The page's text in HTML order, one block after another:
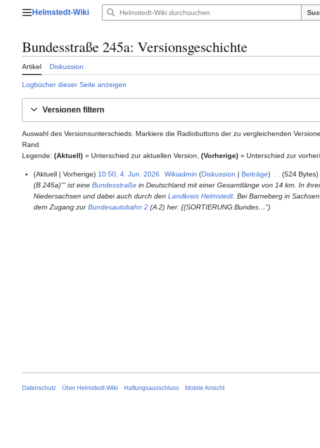
Hauptmenü
Helmstedt-Wiki
Bundesstraße 245a: Versionsgeschichte
Artikel Diskussion
Logbücher dieser Seite anzeigen
Versionen filtern
Auswahl des Versionsunterschieds: Markiere die Radiobuttons der zu vergleichenden
Rand.
Legende: (Aktuell) = Unterschied zur aktuellen Version, (Vorherige) = Unterschied zur
4
Aktuell Vorherige 10:50, 4. Jun. 2026 Wikiadmin Diskussion Beiträge 524 Bytes
(B 245a)''' ist eineBundesstraße in Deutschland mit einer Gesamtlänge von 14 km. In
Niedersachsen und dabei auch durch denLandkreis Helmstedt. Bei Barneberg in
dem Zugang zurBundesautobahn 2 (A 2) her. {{SORTIERUNG:Bundes…“
Datenschutz Über Helmstedt-Wiki Haftungsausschluss Mobile Ansicht